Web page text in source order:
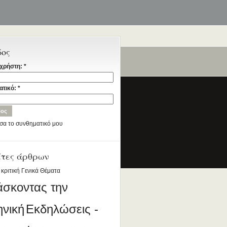
*
*
το συνθηματικό μου
άρθρων
Γενικά Θέματα
την
Εκδηλώσεις -
την Ελληνική Γλώσσα